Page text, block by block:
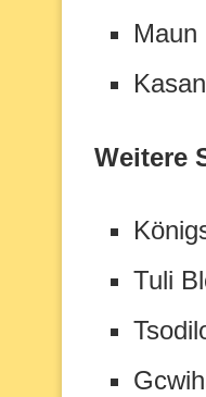
Maun
Weitere
Tuli